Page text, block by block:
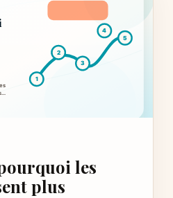
les
plus